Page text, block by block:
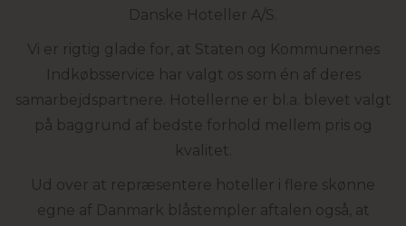
Danske Hoteller A/S.
Vi er rigtig glade for, at Staten og Kommunernes
Indkøbsservice har valgt os som én af deres
samarbejdspartnere. Hotellerne er bl.a. blevet valgt
på baggrund af bedste forhold mellem pris og
kvalitet.
Ud over at repræsentere hoteller i flere skønne
egne af Danmark blåstempler aftalen også, at